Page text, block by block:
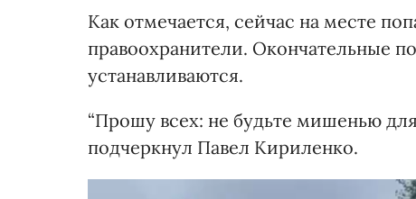
Как отмечается, сейчас на месте
правоохранители. Окончательные
устанавливаются.
“Прошу всех: не будьте мишенью
подчеркнул Павел Кириленко.